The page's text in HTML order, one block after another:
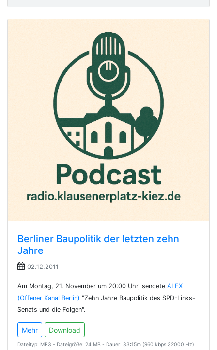
Berliner Baupolitik der letzten zehn
Jahre
02.12.2011
Am Montag, 21. November um 20:00 Uhr, sendete ALEX
(Offener Kanal Berlin) "Zehn Jahre Baupolitik des SPD-Links-
Senats und die Folgen".
Mehr Download
Dateityp: MP3 - Dateigröße: 24 MB - Dauer: 33:15m (960 kbps 32000 Hz)